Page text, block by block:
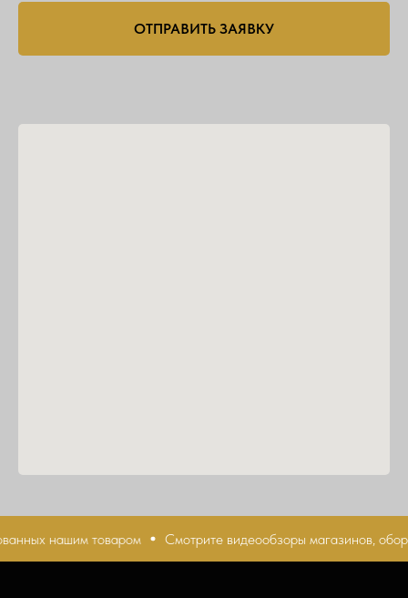
ОТПРАВИТЬ ЗАЯВКУ
нашим товаром Смотрите видеообзоры магазинов,